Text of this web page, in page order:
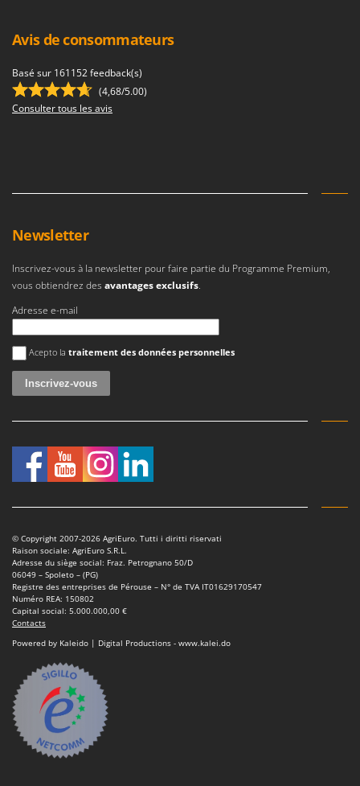
Avis de consommateurs
Basé sur 161152 feedback(s)
(4,68/5.00)
Consulter tous les avis
Newsletter
Inscrivez-vous à la newsletter pour faire partie du Programme Premium,
vous obtiendrez des avantages exclusifs.
Adresse e-mail
Une erreur est survenue
Acepto la traitement des données personnelles
© Copyright 2007-2026 AgriEuro. Tutti i diritti riservati
Raison sociale: AgriEuro S.R.L.
Adresse du siège social: Fraz. Petrognano 50/D
06049 – Spoleto – (PG)
Registre des entreprises de Pérouse – N° de TVA IT01629170547
Numéro REA: 150802
Capital social: 5.000.000,00 €
Contacts
Powered by Kaleido | Digital Productions - www.kalei.do